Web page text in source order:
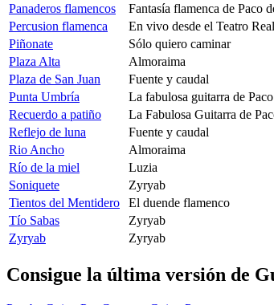
Panaderos flamencos
Fantasía flamenca de Paco
Percusion flamenca
En vivo desde el Teatro Real
Piñonate
Sólo quiero caminar
Plaza Alta
Almoraima
Plaza de San Juan
Fuente y caudal
Punta Umbría
La fabulosa guitarra de
Recuerdo a patiño
La Fabulosa Guitarra de
Reflejo de luna
Fuente y caudal
Rio Ancho
Almoraima
Río de la miel
Luzia
Soniquete
Zyryab
Tientos del Mentidero
El duende flamenco
Tío Sabas
Zyryab
Zyryab
Zyryab
Consigue la última versión de